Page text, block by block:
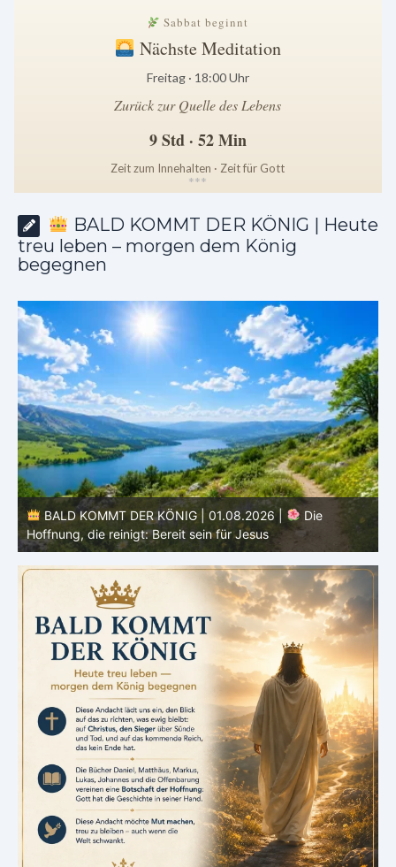
Sabbat beginnt
Nächste Meditation
Freitag · 18:00 Uhr
Zurück zur Quelle des Lebens
9 Std · 52 Min
Zeit zum Innehalten · Zeit für Gott
***
BALD KOMMT DER KÖNIG | Heute
treu leben – morgen dem König
begegnen
BALD KOMMT DER KÖNIG | 01.08.2026 | Einführung in
den Monat |
August – Heiligung und Charakterbildung